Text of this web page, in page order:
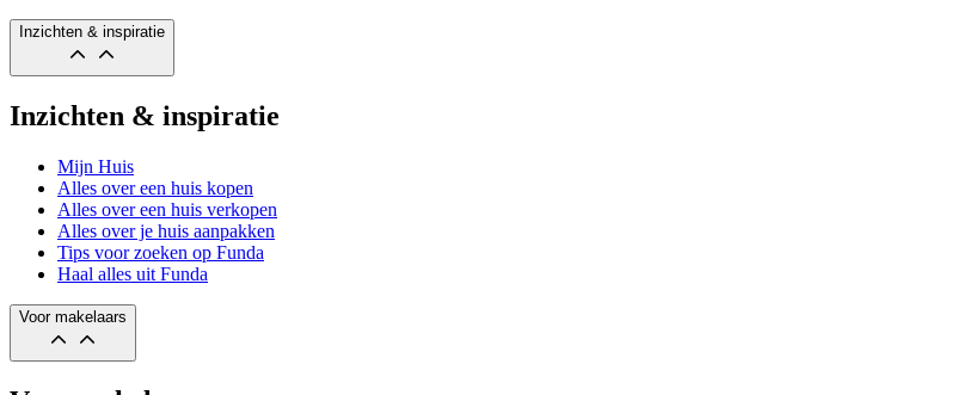
Inzichten & inspiratie
Inzichten & inspiratie
Mijn Huis
Alles over een huis kopen
Alles over een huis verkopen
Alles over je huis aanpakken
Tips voor zoeken op Funda
Haal alles uit Funda
Voor makelaars